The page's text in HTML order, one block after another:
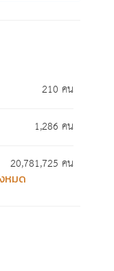
210 คน
1,286 คน
20,781,725 คน
หมด